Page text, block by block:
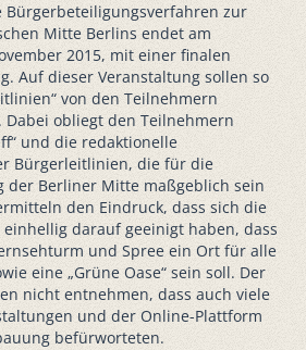
Bürgerbeteiligungsverfahren zur
Mitte Berlins endet am
2015, mit einer finalen
Auf dieser Veranstaltung sollen so
von den Teilnehmern
obliegt den Teilnehmern
und die redaktionelle
Bürgerleitlinien, die für die
der Berliner Mitte maßgeblich sein
den Eindruck, dass sich die
darauf geeinigt haben, dass
und Spree ein Ort für alle
eine „Grüne Oase“ sein soll. Der
nicht entnehmen, dass auch viele
und der Online-Plattform
befürworteten.